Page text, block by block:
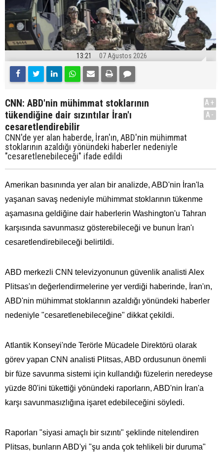
13:21 07 Ağustos 2026
CNN: ABD'nin mühimmat stoklarının
tükendiğine dair sızıntılar İran'ı
cesaretlendirebilir
CNN'de yer alan haberde, İran'ın, ABD'nin mühimmat
stoklarının azaldığı yönündeki haberler nedeniyle
"cesaretlenebileceği" ifade edildi
A+
A-
Amerikan basınında yer alan bir analizde, ABD'nin İran'la
yaşanan savaş nedeniyle mühimmat stoklarının tükenme
aşamasına geldiğine dair haberlerin Washington'u Tahran
karşısında savunmasız gösterebileceği ve bunun İran'ı
cesaretlendirebileceği belirtildi.
ABD merkezli CNN televizyonunun güvenlik analisti Alex
Plitsas'ın değerlendirmelerine yer verdiği haberinde, İran'ın,
ABD'nin mühimmat stoklarının azaldığı yönündeki haberler
nedeniyle "cesaretlenebileceğine" dikkat çekildi.
Atlantik Konseyi'nde Terörle Mücadele Direktörü olarak
görev yapan CNN analisti Plitsas, ABD ordusunun önemli
bir füze savunma sistemi için kullandığı füzelerin neredeyse
yüzde 80'ini tükettiği yönündeki raporların, ABD'nin İran'a
karşı savunmasızlığına işaret edebileceğini söyledi.
Raporları "siyasi amaçlı bir sızıntı" şeklinde nitelendiren
Plitsas, bunların ABD'yi "şu anda çok tehlikeli bir duruma"